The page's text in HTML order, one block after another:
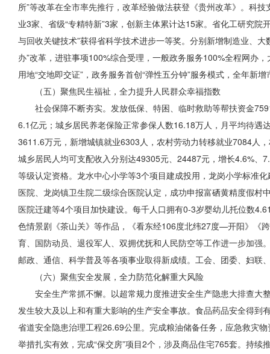
所”等改革在全市率先推行，改革经验做法获登《贵州改革》。科
业3家、省级“专精特新”3家，创新主体累计达15家。省化工研究
与回收关键技术”获得省科学技术进步一等奖。分别新增制造业、
办”改革，进驻事项100%综合受理，一般政务服务100%全程网办
用地“交地即交证”，政务服务首创“弹性五分钟”服务模式，全年
（五）聚焦民生福祉，全力提升人民群众幸福指数
社会保障不断夯实。发放低保、特困、临时救助等帮扶资金
6.1亿元；城乡居民养老保险正常参保人数16.18万人，月平均待
3611.6万元，新增城镇就业6303人，农村劳动力转移就业7084人
城乡居民人均可支配收入分别达49305元、24487元，增长4.6%、
等级认定资格。龙水中心小学等3个项目建成投用，龙岗小学标准
医院、龙岗镇卫生院二级综合医院认定，成功申报富硒黄精度假村
医院迁建等4个项目加快建设。每千人口拥有0-3岁婴幼儿托位数
色情景剧《茶山关》等作品，《看东经106度北纬27度—开阳》《
育、国防动员、退役军人、双拥优抚和人民防空等工作进一步加强
邮政、通信、科学普及等各项事业取得新成绩。工会、团委、妇联
（六）聚焦安全发展，全力防范化解重大风险
安全生产常抓不懈。以超常规力度推进安全生产隐患大排查大
发生较大及以上和有重大影响的生产安全事故。食品药品安全得到
省道安全隐患治理工程26.69公里。完成粮油储备任务，应急救灾
举措扎实有效，完成“保交房”项目2个，涉及商品住宅765套。持